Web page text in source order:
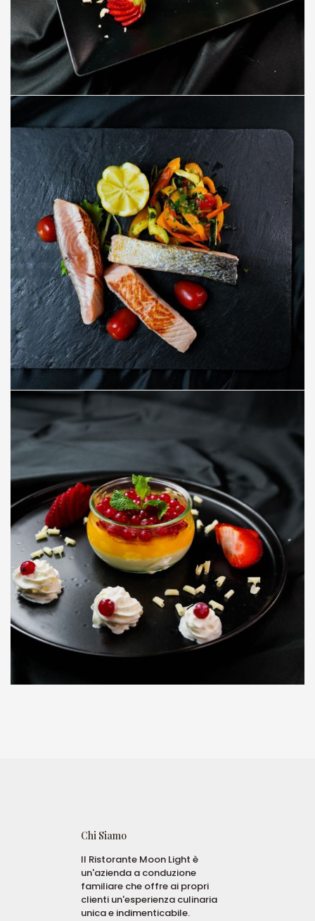
Chi Siamo
Il Ristorante Moon Light è
un'azienda a conduzione
familiare che offre ai propri
clienti un'esperienza culinaria
unica e indimenticabile.